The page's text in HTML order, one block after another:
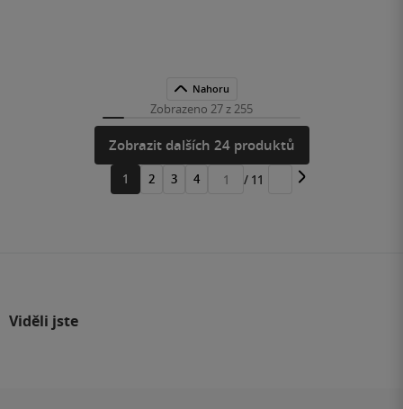
Nahoru
Zobrazeno 27 z 255
Zobrazit dalších 24 produktů
1 2 3 4
Přejít
/ 11
Viděli jste